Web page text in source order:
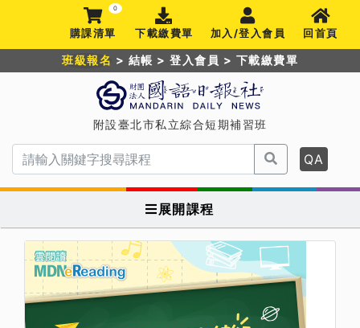
0
購課清單 下載繳費單 加入/登入會員 回首頁
附設臺北市私立綜合短期補習班
QA
展開課程
班級報名 > 結帳 > 登入會員 > 下載繳費單